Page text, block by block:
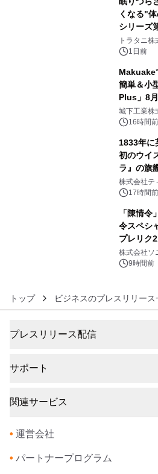
くなる"
シリーズ
トラタニ株
1日前
Makuake
簡単＆小
Plus」8
ーブル1
ぐっと豊
城下工業株
16時間前
1833年に
初のウイ
ラ』の旗
生 バカ
没入型バ
株式会社テ
17時間前
「陳情
令スペシ
プレリク
株式会社ソ
ンズ9時間前
トップ ビジネスのプレスリリース
プレスリリース配信
サポート
関連サービス
• 運営会社
• パートナープログラム